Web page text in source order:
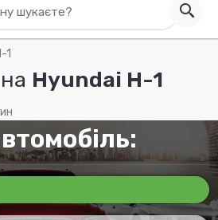
шукаєте?
1
Hyundai H-1